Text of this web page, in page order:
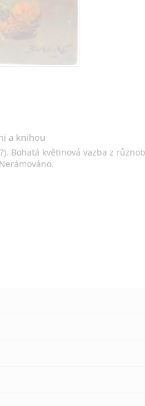
a knihou
Bohatá květinová vazba z